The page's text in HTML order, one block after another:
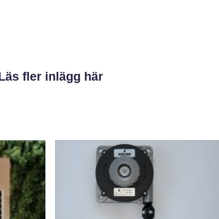
fler inlägg här